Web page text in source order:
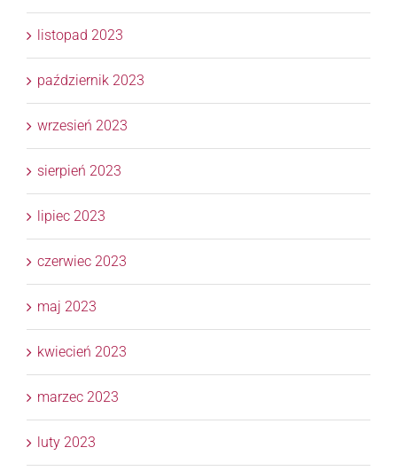
listopad 2023
październik 2023
wrzesień 2023
sierpień 2023
lipiec 2023
czerwiec 2023
maj 2023
kwiecień 2023
marzec 2023
luty 2023